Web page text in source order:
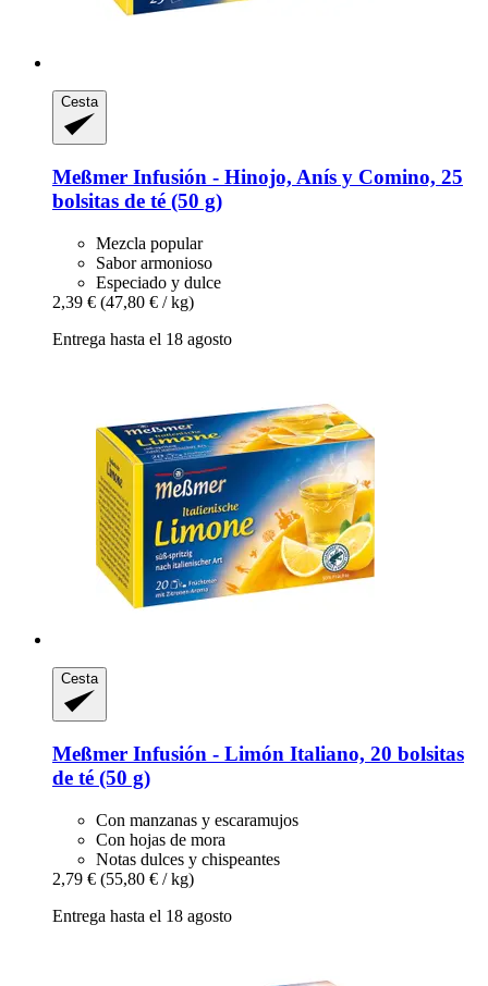
Cesta
Meßmer Infusión -​ Hinojo, Anís y Comino, 25
bolsitas de té (50 g)
Mezcla popular
Sabor armonioso
Especiado y dulce
2,39 € (47,80 € / kg)
Entrega hasta el 18 agosto
Cesta
Meßmer Infusión -​ Limón Italiano, 20 bolsitas
de té (50 g)
Con manzanas y escaramujos
Con hojas de mora
Notas dulces y chispeantes
2,79 € (55,80 € / kg)
Entrega hasta el 18 agosto